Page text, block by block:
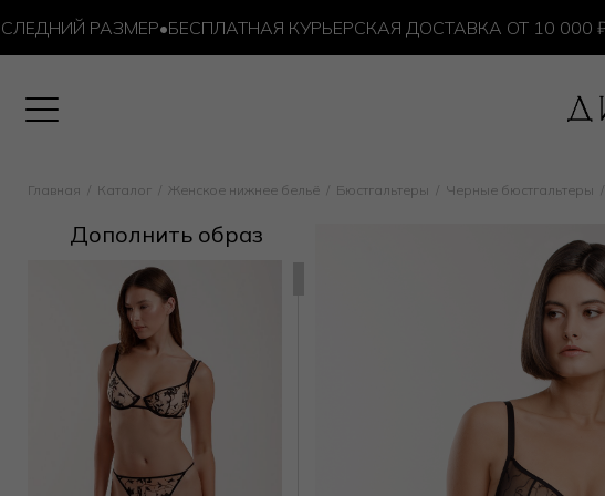
РАЗМЕР•БЕСПЛАТНАЯ КУРЬЕРСКАЯ ДОСТАВКА ОТ 10 000 ₽•
Главная Каталог Женское нижнее бельё Бюстгальтеры Черные бюстгальтеры
Дополнить образ